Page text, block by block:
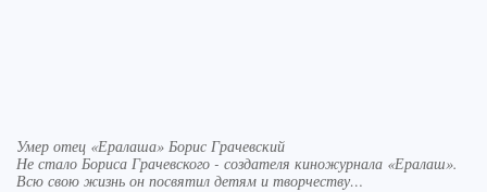
Умер отец «Ералаша» Борис Грачевский
Не стало Бориса Грачевского - создателя киножурнала «Ералаш».
Всю свою жизнь он посвятил детям и творчеству…